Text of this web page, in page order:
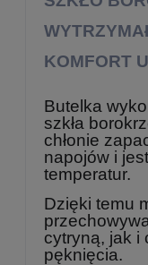
KOMFORT
Butelka
szkła
chłonie
napojów i
temperatur.
Dzięki temu
cytryną, jak i
pęknięcia.